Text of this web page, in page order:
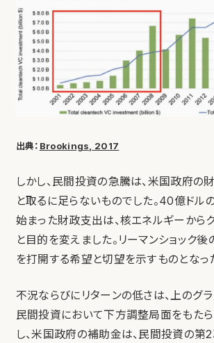
出典： Brookings, 2017
しかし、民間投資の急騰は、米国政府の
と取るに足らないものでした。40億ドル
始まった財政支出は、核エネルギーから
と目的を変えました。リーマンショック
を打開する希望と切望を示すものとなっ
不況ならびにリターンの低さは、上のグラ
民間投資において下方調整局面をもたら
し、米国政府の補助金は、民間投資の第